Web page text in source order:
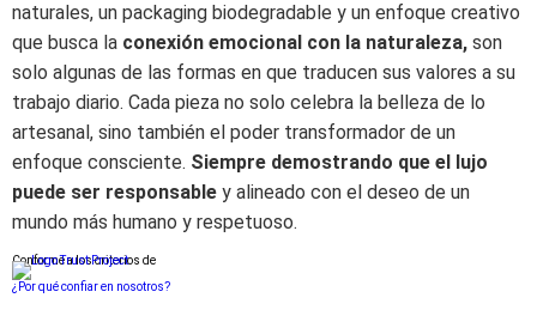
naturales, un packaging biodegradable y un enfoque creativo
que busca la conexión emocional con la naturaleza, son
solo algunas de las formas en que traducen sus valores a su
trabajo diario. Cada pieza no solo celebra la belleza de lo
artesanal, sino también el poder transformador de un
enfoque consciente. Siempre demostrando que el lujo
puede ser responsable y alineado con el deseo de un
mundo más humano y respetuoso.
Conforme a los criterios de
¿Por qué confiar en nosotros?